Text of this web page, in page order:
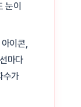
눈이
이콘,
마다
수가